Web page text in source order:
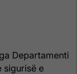
Departamenti
sigurisë e